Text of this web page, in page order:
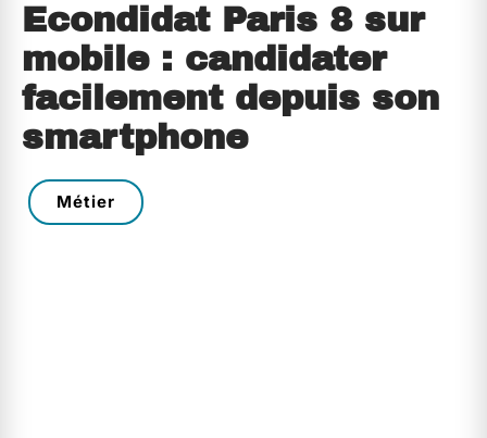
Econdidat Paris 8 sur
mobile : candidater
facilement depuis son
smartphone
Métier